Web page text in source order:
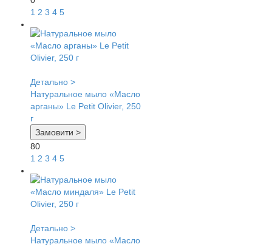
1 2 3 4 5
Детально >
Натуральное мыло «Масло
арганы» Le Petit Olivier, 250
г
Замовити >
80
1 2 3 4 5
Детально >
Натуральное мыло «Масло